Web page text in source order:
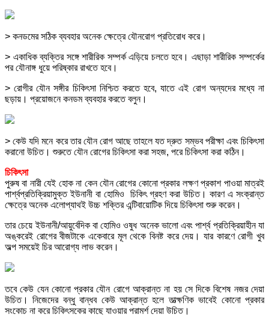
> কনডমের সঠিক ব্যবহার অনেক ক্ষেত্রে যৌনরোগ প্রতিরোধ করে।
> একাধিক ব্যক্তির সঙ্গে শারীরিক সম্পর্ক এড়িয়ে চলতে হবে। এছাড়া শারীরিক সম্পর্কের
পর যৌনাঙ্গ ধুয়ে পরিষ্কার রাখতে হবে।
> রোগীর যৌন সঙ্গীর চিকিৎসা নিশ্চিত করতে হবে, যাতে এই রোগ অন্যদের মধ্যে না
ছড়ায়। প্রয়োজনে কনডম ব্যবহার করতে বলুন।
> কেউ যদি মনে করে তার যৌন রোগ আছে তাহলে যত দ্রুত সম্ভব পরীক্ষা এবং চিকিৎসা
করানো উচিত। শুরুতে যৌন রোগের চিকিৎসা করা সহজ, পরে চিকিৎসা করা কঠিন।
চিকিৎসা
পুরুষ বা নারী যেই হোক না কেন যৌন রোগের কোনো প্রকার লক্ষণ প্রকাশ পাওয়া মাত্রই
পার্শ্বপ্রতিক্রিয়ামুক্ত ইউনানী বা হোমিও চিকিৎ গ্রহণ করা উচিত। কারণ এ সংক্রান্ত
ক্ষেত্রে অনেক এলোপ্যাথই উচ্চ শক্তির এন্টিবায়োটিক দিয়ে চিকিৎসা শুরু করেন।
তার চেয়ে ইউনানী/আয়ুর্বেদিক বা হোমিও ওষুধ অনেক ভালো এবং পার্শ্ব প্রতিক্রিয়াহীন যা
অঙ্করেই রোগের বীজটাকে একেবারে মূল থেকে বিনষ্ট করে দেয়। যার কারণে রোগী খুব
অল্প সময়েই চির আরোগ্য লাভ করেন।
তবে কেউ যেন কোনো প্রকার যৌন রোগে আক্রান্ত না হয় সে দিকে বিশেষ নজর দেয়া
উচিত। নিজেদের বন্ধু বান্ধব কেউ আক্রান্ত হলে তাত্ক্ষণিক ভাবেই কোনো প্রকার
সংকোচ না করে চিকিৎসকের কাছে যাওয়ার পরামর্শ দেয়া উচিত।